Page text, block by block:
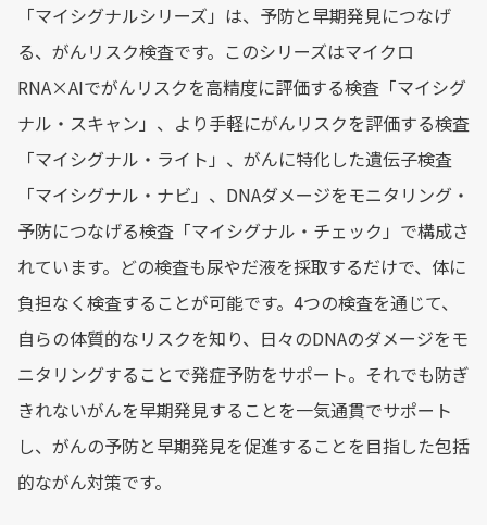
「マイシグナルシリーズ」は、予防と早期発見につなげ
る、がんリスク検査です。このシリーズはマイクロ
RNA×AIでがんリスクを高精度に評価する検査「マイシグ
ナル・スキャン」、より手軽にがんリスクを評価する検査
「マイシグナル・ライト」、がんに特化した遺伝子検査
「マイシグナル・ナビ」、DNAダメージをモニタリング・
予防につなげる検査「マイシグナル・チェック」で構成さ
れています。どの検査も尿やだ液を採取するだけで、体に
負担なく検査することが可能です。4つの検査を通じて、
自らの体質的なリスクを知り、日々のDNAのダメージをモ
ニタリングすることで発症予防をサポート。それでも防ぎ
きれないがんを早期発見することを一気通貫でサポート
し、がんの予防と早期発見を促進することを目指した包括
的ながん対策です。